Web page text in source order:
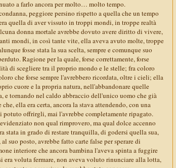
a farlo ancora per molto… molto tempo.
peggiore persino rispetto a quella che un tempo
quella di aver vissuto in troppi mondi, in troppe realtà
donna mortale avrebbe dovuto avere diritto di vivere,
mondi, in così tante vite, ella aveva avuto molte, troppe
fosse stata la sua scelta, sempre e comunque suo
Ragione per la quale, forse correttamente, forse
di scegliere tra il proprio mondo e le stelle; fra coloro
che forse sempre l'avrebbero ricordata, oltre i cieli; ella
cuore e la propria natura, nell'abbandonare quelle
e tornando nel caldo abbraccio dell'unico uomo che già
ella era certa, ancora la stava attendendo, con una
potuto offrirgli, mai l'avrebbe completamente ripagato.
non qual rimprovero, ma qual dolce accenno
stata in grado di restare tranquilla, di godersi quella sua,
suo posto, avrebbe fatto carte false per sperare di
interiore che ancora bambina l'aveva spinta a fuggire
era voluta fermare, non aveva voluto rinunciare alla lotta,